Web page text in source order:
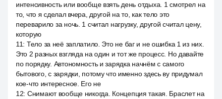
интенсивность или вообще взять день отдыха. 1 смотрел на
то, что я сделал вчера, другой на то, как тело это
переварило за ночь. 1 считал нагрузку, другой считал цену,
которую
11: Тело за неё заплатило. Это не баг и не ошибка 1 из них.
Это 2 разных взгляда на один и тот же процесс. Но давайте
по порядку. Автономность и зарядка начнём с самого
бытового, с зарядки, потому что именно здесь ву придумал
кое-что интересное. Его не
12: Снимают вообще никогда. Концепция такая. Браслет на